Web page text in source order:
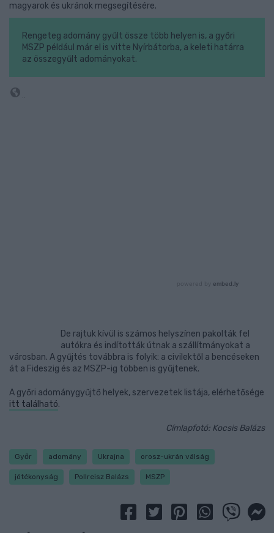
magyarok és ukránok megsegítésére.
Rengeteg adomány gyűlt össze több helyen is, a győri
MSZP például már el is vitte Nyírbátorba, a keleti határra
az összegyűlt adományokat.
De rajtuk kívül is számos helyszínen pakolták fel
autókra és indították útnak a szállítmányokat a
városban. A gyűjtés továbbra is folyik: a civilektől a bencéseken
át a Fideszig és az MSZP-ig többen is gyűjtenek.
A győri adománygyűjtő helyek, szervezetek listája, elérhetősége
itt található.
Címlapfotó: Kocsis Balázs
Győr adomány Ukrajna orosz-ukrán válság
jótékonyság Pollreisz Balázs MSZP